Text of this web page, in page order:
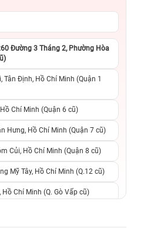
Đường 3 Tháng 2, Phường Hòa
Tân Định, Hồ Chí Minh (Quận 1
Chí Minh (Quận 6 cũ)
Hưng, Hồ Chí Minh (Quận 7 cũ)
Củi, Hồ Chí Minh (Quận 8 cũ)
Mỹ Tây, Hồ Chí Minh (Q.12 cũ)
Chí Minh (Q. Gò Vấp cũ)
Hồ Chí Minh (Quận Tân Phú cũ)